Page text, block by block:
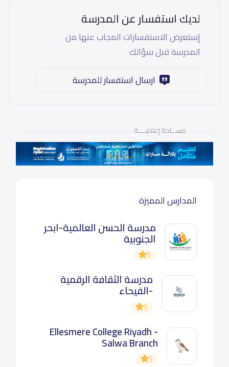
لديك استفسار عن المدرسة
إستعرض الاستفسارات المجاب عنها من
المدرسة قبل سؤالك
ارسال استفسار للمدرسة
مســـاحة إعلانيـــــة
المدارس المميزة
مدرسة الحسن العالمية-ابحر
الجنوبية
5
مدرسة الثقافة الرقمية
-الفيحاء
5
Ellesmere College Riyadh -
Salwa Branch
5